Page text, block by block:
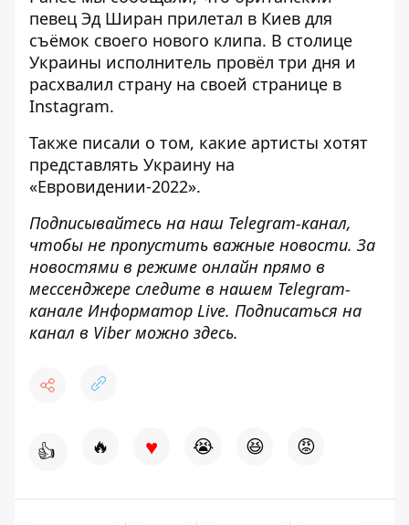
певец Эд Ширан прилетал в Киев для
съёмок своего нового клипа. В столице
Украины исполнитель провёл три дня и
расхвалил страну на своей странице в
Instagram.
Также писали о том, какие артисты хотят
представлять Украину на
«Евровидении-2022».
Подписывайтесь на наш Telegram-канал,
чтобы не пропустить важные новости. За
новостями в режиме онлайн прямо в
мессенджере следите в нашем Telegram-
канале Информатор Live. Подписаться на
канал в Viber можно здесь.
👍 🔥 ♥ 😭 😆 😡